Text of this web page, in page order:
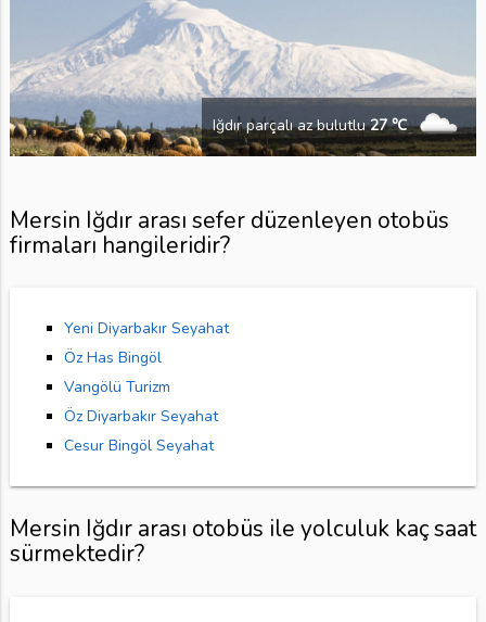
Iğdır parçalı az bulutlu27 ℃
Mersin Iğdır arası sefer düzenleyen otobüs
firmaları hangileridir?
Yeni Diyarbakır Seyahat
Öz Has Bingöl
Vangölü Turizm
Öz Diyarbakır Seyahat
Cesur Bingöl Seyahat
Mersin Iğdır arası otobüs ile yolculuk kaç saat
sürmektedir?